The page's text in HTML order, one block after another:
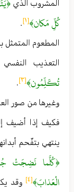
المشروب الذي
كُلِّ مَكان﴾[١]
.
المطعوم المتمثل
التعذيب
تُكَلِّمُون﴾[٣]
.
وغيرها من صور
فكيف إذا أضيف
ينتهي بتفّحم
﴿كُلَّما نَضِجَتْ
الْعَذابَ﴾[٤] وقد